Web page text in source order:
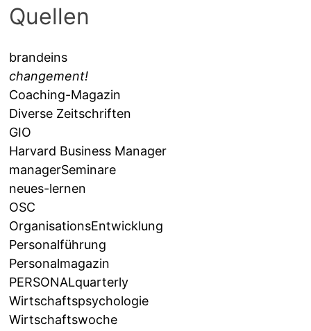
Quellen
brandeins
changement!
Coaching-Magazin
Diverse Zeitschriften
GIO
Harvard Business Manager
managerSeminare
neues-lernen
OSC
OrganisationsEntwicklung
Personalführung
Personalmagazin
PERSONALquarterly
Wirtschaftspsychologie
Wirtschaftswoche